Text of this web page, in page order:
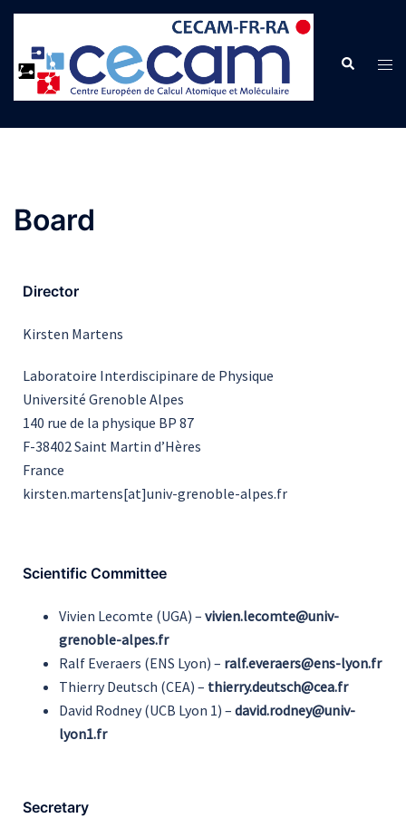
Board
Director
Kirsten Martens
Laboratoire Interdiscipinare de Physique
Université Grenoble Alpes
140 rue de la physique BP 87
F-38402 Saint Martin d’Hères
France
kirsten.martens[at]univ-grenoble-alpes.fr
Scientific Committee
Vivien Lecomte (UGA) – vivien.lecomte@univ-
grenoble-alpes.fr
Ralf Everaers (ENS Lyon) – ralf.everaers@ens-lyon.fr
Thierry Deutsch (CEA) – thierry.deutsch@cea.fr
David Rodney (UCB Lyon 1) – david.rodney@univ-
lyon1.fr
Secretary